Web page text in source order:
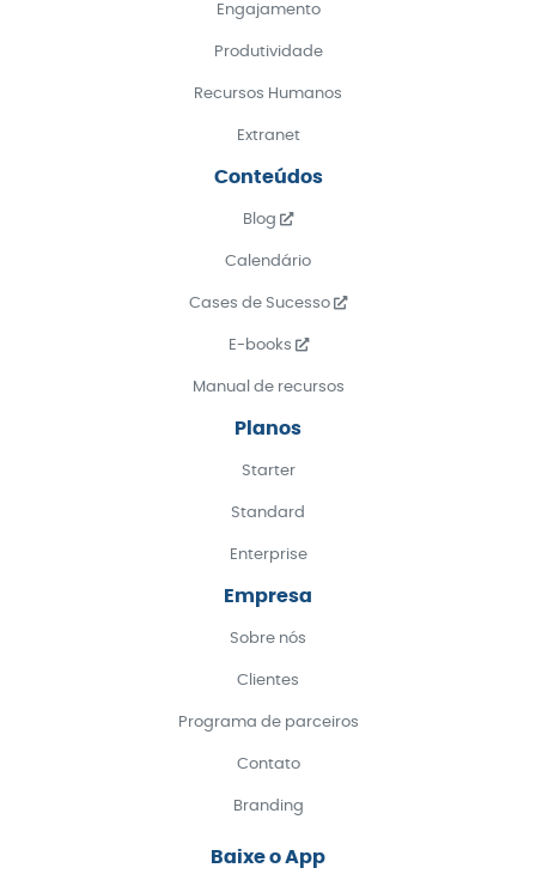
Engajamento
Produtividade
Recursos Humanos
Extranet
Conteúdos
Blog
Calendário
Cases de Sucesso
E-books
Manual de recursos
Planos
Starter
Standard
Enterprise
Empresa
Sobre nós
Clientes
Programa de parceiros
Contato
Branding
Baixe o App